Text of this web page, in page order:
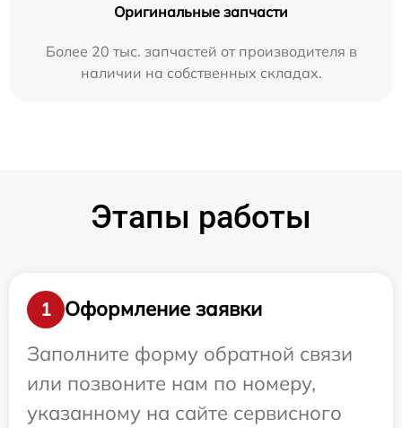
Оригинальные запчасти
Более 20 тыс. запчастей от производителя в
наличии на собственных складах.
Этапы работы
1
Оформление заявки
Заполните форму обратной связи
или позвоните нам по номеру,
указанному на сайте сервисного